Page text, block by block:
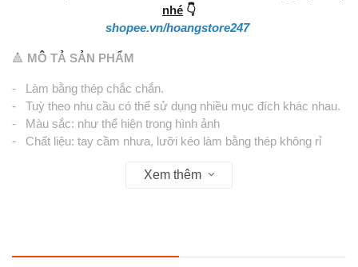
nhé 👇
shopee.vn/hoangstore247
🔺 MÔ TẢ SẢN PHẨM
- Làm bằng thép chắc chắn.
- Tuỳ theo nhu cầu có thể sử dụng nhiều mục đích khác nhau.
- Màu sắc: như thể hiện trong hình ảnh
- Chất liệu: tay cầm nhưa, lưỡi kéo làm bằng thép không rỉ
ưu hóa
Xem thêm